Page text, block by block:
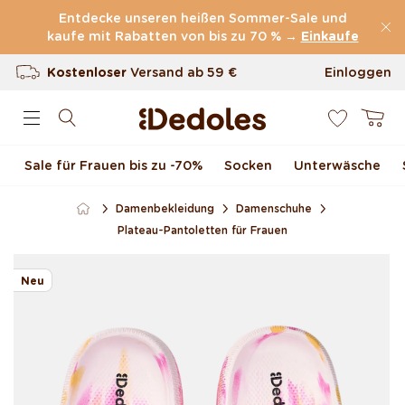
Direkt zum Inhalt
Entdecke unseren heißen Sommer-Sale und
kaufe mit Rabatten von bis zu 70 % → Einkaufe
(60.231 Bewertungen)
Kostenloser Versand ab 59 €
100 Tage Rückgaberecht
Einloggen
Sale für Frauen bis zu -70 % Socken Unterwäsche
Damenbekleidung
Damenschuhe
Plateau-Pantoletten für Frauen
Neuspringen